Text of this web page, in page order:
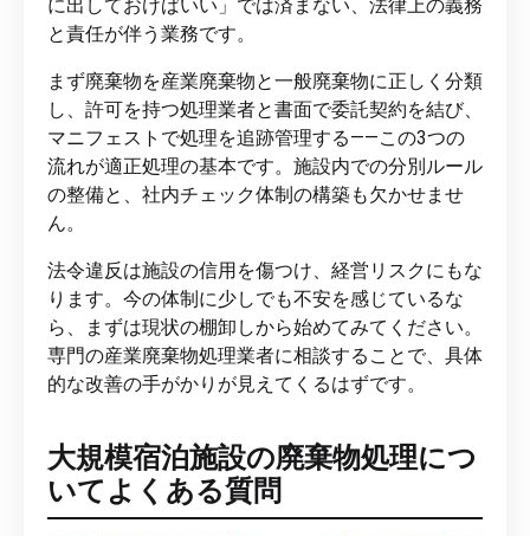
に出しておけばいい」では済まない、法律上の義務
と責任が伴う業務です。
まず廃棄物を産業廃棄物と一般廃棄物に正しく分類
し、許可を持つ処理業者と書面で委託契約を結び、
マニフェストで処理を追跡管理する——この3つの
流れが適正処理の基本です。施設内での分別ルール
の整備と、社内チェック体制の構築も欠かせませ
ん。
法令違反は施設の信用を傷つけ、経営リスクにもな
ります。今の体制に少しでも不安を感じているな
ら、まずは現状の棚卸しから始めてみてください。
専門の産業廃棄物処理業者に相談することで、具体
的な改善の手がかりが見えてくるはずです。
大規模宿泊施設の廃棄物処理につ
いてよくある質問